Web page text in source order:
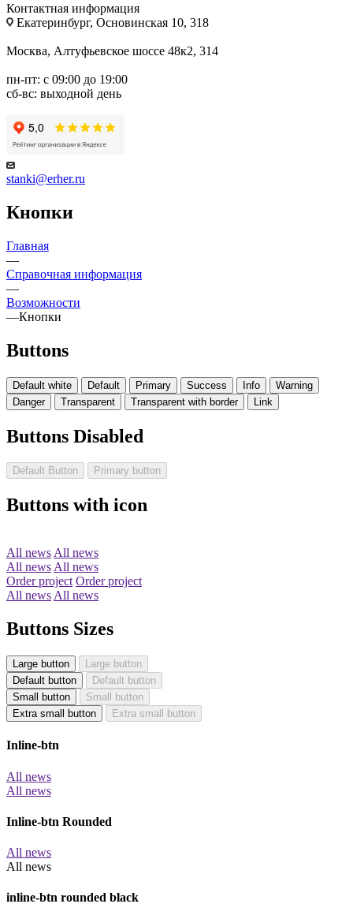
Контактная информация
Екатеринбург, Основинская 10, 318
Москва, Алтуфьевское шоссе 48к2, 314
пн-пт: с 09:00 до 19:00
сб-вс: выходной день
stanki@erher.ru
Кнопки
Главная
—
Справочная информация
—
Возможности
—Кнопки
Buttons
Default white Default Primary Success Info
Warning
Danger
Transparent Transparent with border Link
Buttons Disabled
Default Button Primary button
Buttons with icon
All news All news
All news All news
Order project Order project
All news All news
Buttons Sizes
Large button
Large button
Default button
Default button
Small button
Small button
Extra small button
Extra small button
Inline-btn
All news
All news
Inline-btn Rounded
All news
All news
inline-btn rounded black